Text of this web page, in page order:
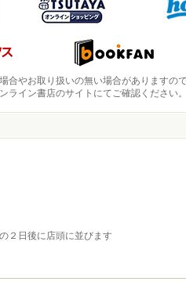
合やお取り扱いの無い場合がありますの
ライン書店のサイトにてご確認ください。
２日後に店頭に並びます